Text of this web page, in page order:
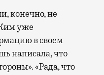
конечно, не
уже
в своем
написала, что
«Рада, что